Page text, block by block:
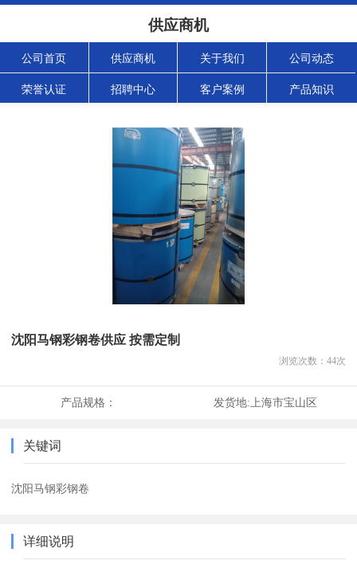
供应商机
公司首页 供应商机 关于我们 公司动态
荣誉认证 招聘中心 客户案例 产品知识
沈阳马钢彩钢卷供应 按需定制
浏览次数： 44次
产品规格： 发货地: 上海市宝山区
关键词
沈阳马钢彩钢卷
详细说明